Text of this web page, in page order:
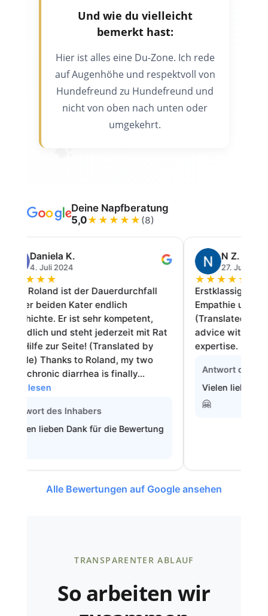
Und wie du vielleicht
bemerkt hast:
Hier ist alles eine Du-Zone. Ich rede
auf Augenhöhe und respektvoll von
Hundefreund zu Hundefreund und
nicht von oben nach unten oder
umgekehrt.
Deine Napfberatung
5,0★ ★ ★ ★ ★ (8)
Daniela K.
4. Juli 2024
★
ist der Dauerdurchfall
beiden Kater endlich
Er ist sehr kompetent,
und steht jederzeit mit Rat
zur Seite! (Translated by
Thanks to Roland, my two
diarrhea is finally…
des Inhabers
lieben Dank für die Bewertung
N Z.
27. Juni 2024
★★★
Erstklassige Beratung
Empathie und
(Translated by
advice with a lot of
expertise.
Antwort des Inhabers
Vielen lieben Dank
Alle Bewertungen auf Google ansehen
TRANSPARENTER ABLAUF
So arbeiten wir